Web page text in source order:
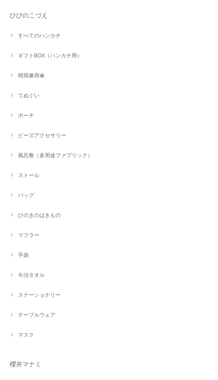
ひびのこづえ
すべてのハンカチ
ギフトBOX（ハンカチ用）
晴雨兼用傘
てぬぐい
ポーチ
ビーズアクセサリー
風呂敷（多用途ファブリック）
ストール
バッグ
ひのきのはきもの
マフラー
手袋
今治タオル
ステーショナリー
テーブルウェア
マスク
櫻井マナミ